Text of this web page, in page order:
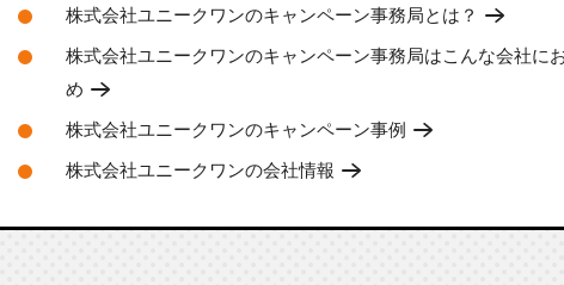
株式会社ユニークワンのキャンペーン事務局とは？
株式会社ユニークワンのキャンペーン事務局はこんな会社に
め
株式会社ユニークワンのキャンペーン事例
株式会社ユニークワンの会社情報